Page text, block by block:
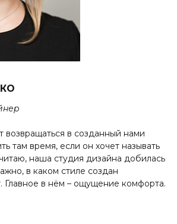
возвращаться в созданный нами
там время, если он хочет называть
наша студия дизайна добилась
в каком стиле создан
Главное в нём – ощущение комфорта.